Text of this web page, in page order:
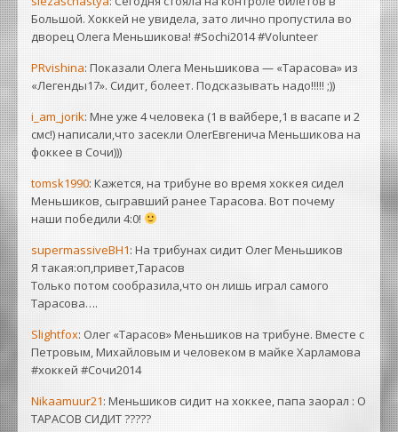
Большой. Хоккей не увидела, зато лично пропустила во
дворец Олега Меньшикова! #Sochi2014 #Volunteer
PRvishina: Показали Олега Меньшикова — «Тарасова» из
«Легенды17». Сидит, болеет. Подсказывать надо!!!!! ;))
i_am_jorik: Мне уже 4 человека (1 в вайбере,1 в васапе и 2
смс!) написали,что засекли ОлегЕвгенича Меньшикова на
фоккее в Сочи)))
tomsk1990: Кажется, на трибуне во время хоккея сидел
Меньшиков, сыгравший ранее Тарасова. Вот почему
наши победили 4:0!
supermassiveBH1: На трибунах сидит Олег Меньшиков
Я такая:оп,привет,Тарасов
Только потом сообразила,что он лишь играл самого
Тарасова….
Slightfox: Олег «Тарасов» Меньшиков на трибуне. Вместе с
Петровым, Михайловым и человеком в майке Харламова
#хоккей #Сочи2014
Nikaamuur21: Меньшиков сидит на хоккее, папа заорал : О
ТАРАСОВ СИДИТ ?????